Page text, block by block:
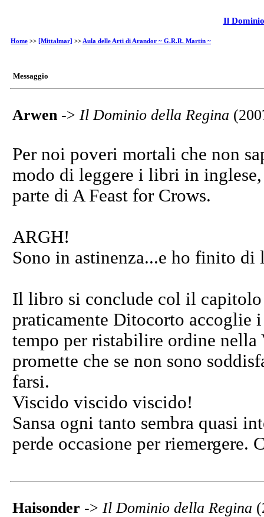
Il
Home >> [Mittalmar] >> Aula delle Arti di Arandor ~ G.R.R. Martin ~
Messaggio
Arwen -> Il Dominio della Regina
Per noi poveri mortali che non
modo di leggere i libri in
parte di A Feast for Crows.
ARGH!
Sono in astinenza...e ho finito
Il libro si conclude col il
praticamente Ditocorto accoglie
tempo per ristabilire ordine
promette che se non sono
farsi.
Viscido viscido viscido!
Sansa ogni tanto sembra quasi
perde occasione per riemergere.
Haisonder -> Il Dominio della Regina